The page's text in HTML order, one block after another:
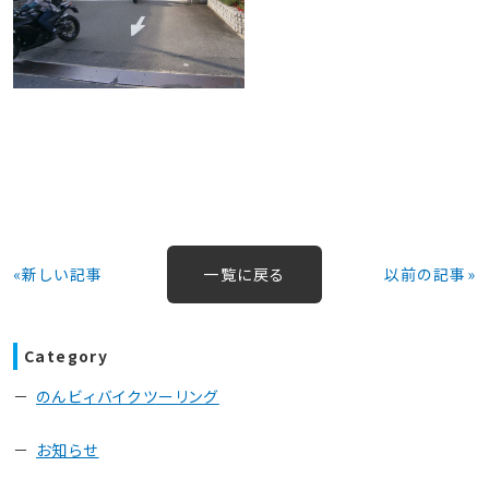
«新しい記事 一覧に戻る 以前の記事»
Category
のんビィバイクツーリング
お知らせ